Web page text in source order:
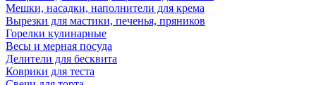
Мешки, насадки, наполнители для крема
Вырезки для мастики, печенья, пряников
Горелки кулинарные
Весы и мерная посуда
Делители для бесквита
Коврики для теста